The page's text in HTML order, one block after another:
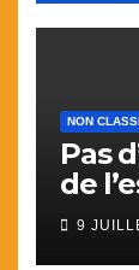
NON
Pas
de
juillet
9